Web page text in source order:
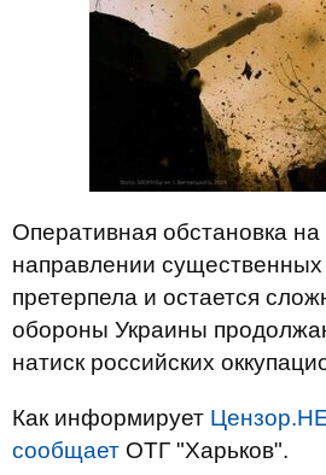
Оперативная обстановка
направлении
претерпела и остается
обороны Украины
натиск российских
Как информирует
сообщает ОТГ "Харьков".